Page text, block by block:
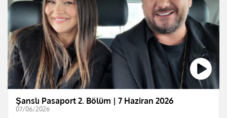
Şanslı Pasaport 2. Bölüm | 7 Haziran 2026
07/06/2026